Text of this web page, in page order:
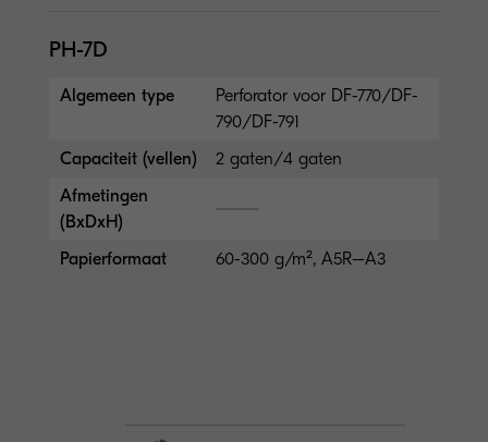
PH-7D
Algemeen type
Perforator voor DF-770/DF-
790/DF-791
Capaciteit (vellen)
2 gaten/4 gaten
Afmetingen
(BxDxH)
Papierformaat
60-300 g/m², A5R–A3